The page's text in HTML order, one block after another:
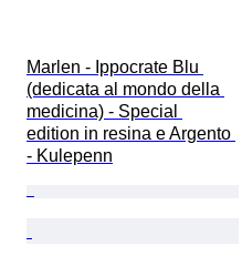
Marlen - Ippocrate Blu
(dedicata al mondo della
medicina) - Special
edition in resina e Argento
- Kulepenn